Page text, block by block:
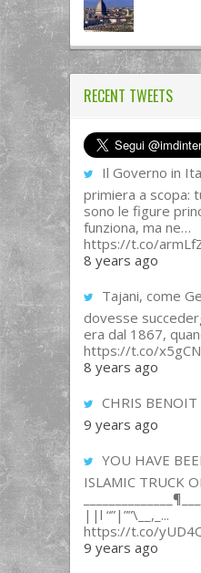
RECENT TWEETS
Il Governo in
primiera a scopa:
sono le figure
funziona, ma ne…
https://t.co/
8 years ago
Tajani, come
dovesse
era dal 1867,
https://t.co/
8 years ago
CHRIS BENOIT
9 years ago
YOU HAVE
ISLAMIC TRUCK
||l “”|””\__,_...
https://t.co/
9 years ago